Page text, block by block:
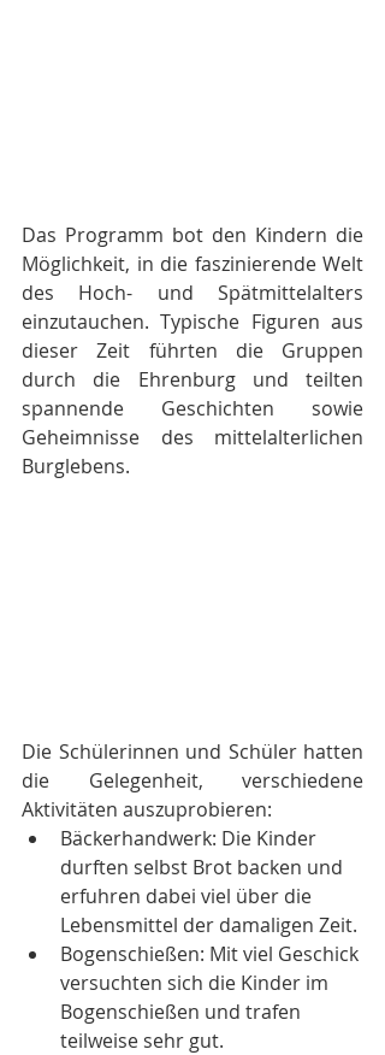
Das Programm bot den Kindern die
Möglichkeit, in die faszinierende Welt
des Hoch- und Spätmittelalters
einzutauchen. Typische Figuren aus
dieser Zeit führten die Gruppen
durch die Ehrenburg und teilten
spannende Geschichten sowie
Geheimnisse des mittelalterlichen
Burglebens.
Die Schülerinnen und Schüler hatten
die Gelegenheit, verschiedene
Aktivitäten auszuprobieren:
Bäckerhandwerk: Die Kinder
durften selbst Brot backen und
erfuhren dabei viel über die
Lebensmittel der damaligen Zeit.
Bogenschießen: Mit viel Geschick
versuchten sich die Kinder im
Bogenschießen und trafen
teilweise sehr gut.